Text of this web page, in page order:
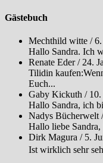
Gästebuch
Mechthild witte /
Hallo Sandra. Ich
Renate Eder/ 24.
Tilidin
Euch...
Gaby Kickuth /
Hallo Sandra, ich
Nadys Bücherwelt
Hallo liebe
Dirk Magura / 5.
Ist wirklich sehr